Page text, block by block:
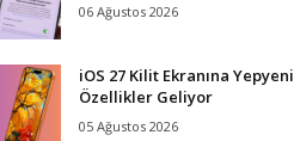
06 Ağustos 2026
iOS 27 Kilit Ekranına Yepyeni
Özellikler Geliyor
05 Ağustos 2026